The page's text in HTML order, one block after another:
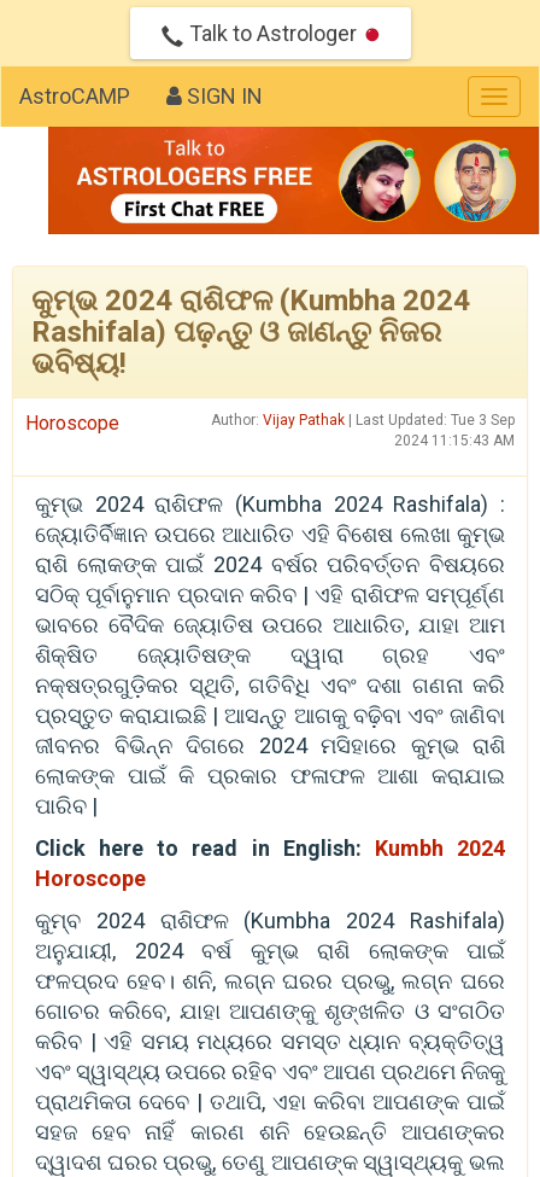
Talk to Astrologer
AstroCAMP SIGN IN
କୁମ୍ଭ 2024 ରାଶିଫଳ (Kumbha 2024
Rashifala) ପଢ଼ନ୍ତୁ ଓ ଜାଣନ୍ତୁ ନିଜର
ଭବିଷ୍ୟ!
Horoscope Author: Vijay Pathak| Last Updated: Tue 3 Sep
2024 11:15:43 AM
କୁମ୍ଭ 2024 ରାଶିଫଳ (Kumbha 2024 Rashifala) :
ଜ୍ୟୋତିର୍ବିଜ୍ଞାନ ଉପରେ ଆଧାରିତ ଏହି ବିଶେଷ ଲେଖା କୁମ୍ଭ
ରାଶି ଲୋକଙ୍କ ପାଇଁ 2024 ବର୍ଷର ପରିବର୍ତ୍ତନ ବିଷୟରେ
ସଠିକ୍ ପୂର୍ବାନୁମାନ ପ୍ରଦାନ କରିବ | ଏହି ରାଶିଫଳ ସମ୍ପୂର୍ଣ୍ଣ
ଭାବରେ ବୈଦିକ ଜ୍ୟୋତିଷ ଉପରେ ଆଧାରିତ, ଯାହା ଆମ
ଶିକ୍ଷିତ ଜ୍ୟୋତିଷଙ୍କ ଦ୍ୱାରା ଗ୍ରହ ଏବଂ
ନକ୍ଷତ୍ରଗୁଡ଼ିକର ସ୍ଥିତି, ଗତିବିଧି ଏବଂ ଦଶା ଗଣନା କରି
ପ୍ରସ୍ତୁତ କରାଯାଇଛି | ଆସନ୍ତୁ ଆଗକୁ ବଢ଼ିବା ଏବଂ ଜାଣିବା
ଜୀବନର ବିଭିନ୍ନ ଦିଗରେ 2024 ମସିହାରେ କୁମ୍ଭ ରାଶି
ଲୋକଙ୍କ ପାଇଁ କି ପ୍ରକାର ଫଳାଫଳ ଆଶା କରାଯାଇ
ପାରିବ |
Click here to read in English: Kumbh 2024
Horoscope
କୁମ୍ବ 2024 ରାଶିଫଳ (Kumbha 2024 Rashifala)
ଅନୁଯାୟୀ, 2024 ବର୍ଷ କୁମ୍ଭ ରାଶି ଲୋକଙ୍କ ପାଇଁ
ଫଳପ୍ରଦ ହେବ। ଶନି, ଲଗ୍ନ ଘରର ପ୍ରଭୁ, ଲଗ୍ନ ଘରେ
ଗୋଚର କରିବେ, ଯାହା ଆପଣଙ୍କୁ ଶୃଙ୍ଖଳିତ ଓ ସଂଗଠିତ
କରିବ | ଏହି ସମୟ ମଧ୍ୟରେ ସମସ୍ତ ଧ୍ୟାନ ବ୍ୟକ୍ତିତ୍ୱ
ଏବଂ ସ୍ୱାସ୍ଥ୍ୟ ଉପରେ ରହିବ ଏବଂ ଆପଣ ପ୍ରଥମେ ନିଜକୁ
ପ୍ରାଥମିକତା ଦେବେ | ତଥାପି, ଏହା କରିବା ଆପଣଙ୍କ ପାଇଁ
ସହଜ ହେବ ନାହିଁ କାରଣ ଶନି ହେଉଛନ୍ତି ଆପଣଙ୍କର
ଦ୍ୱାଦଶ ଘରର ପ୍ରଭୁ, ତେଣୁ ଆପଣଙ୍କ ସ୍ୱାସ୍ଥ୍ୟକୁ ଭଲ